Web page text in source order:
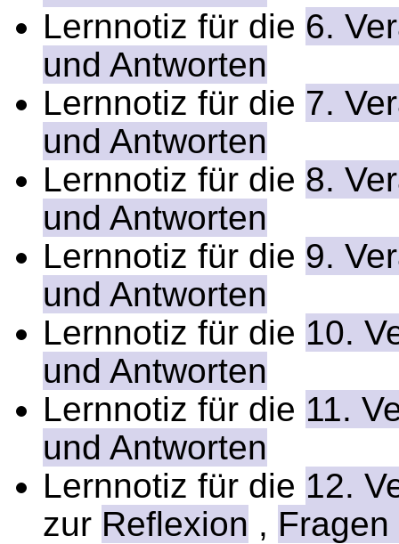
Lernnotiz für die 6.
und Antworten
Lernnotiz für die 7.
und Antworten
Lernnotiz für die 8.
und Antworten
Lernnotiz für die 9.
und Antworten
Lernnotiz für die 10.
und Antworten
Lernnotiz für die 11.
und Antworten
Lernnotiz für die 12.
zur Reflexion ,